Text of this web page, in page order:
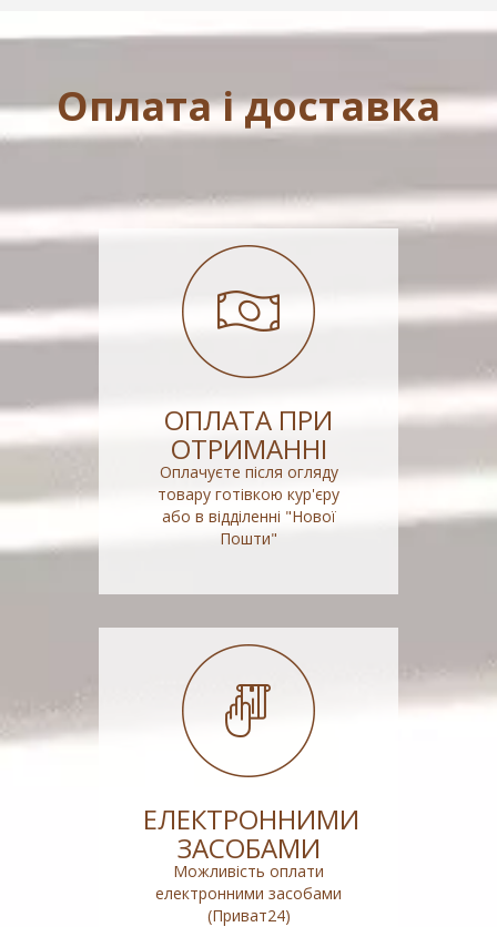
Оплата і доставка
ОПЛАТА ПРИ
ОТРИМАННІ
Оплачуєте після огляду
товару готівкою кур'єру
або в відділенні "Нової
Пошти"
ЕЛЕКТРОННИМИ
ЗАСОБАМИ
Можливість оплати
електронними засобами
(Приват24)